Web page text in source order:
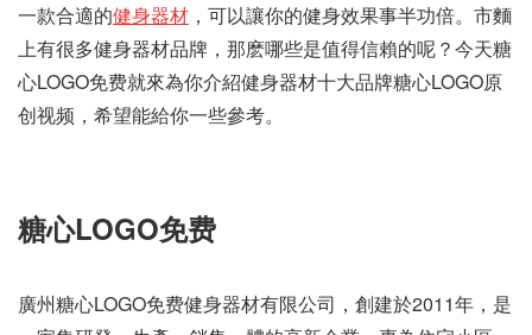
一款合適的健身器材 ，可以讓你的健身效果事半功倍。市麵
上有很多健身器材品牌，那麽哪些是值得信賴的呢？今天糖
心LOGO免费就來為你介紹健身器材十大品牌糖心LOGO原
创视频，希望能給你一些參考。
糖心LOGO免费
廣州糖心LOGO免费健身器材有限公司，創建於2011年，是